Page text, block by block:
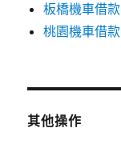
板橋機車借款
桃園機車借款
其他操作